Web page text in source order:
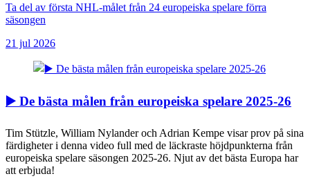
Ta del av första NHL-målet från 24 europeiska spelare förra
säsongen
21 jul 2026
▶️ De bästa målen från europeiska spelare 2025-26
Tim Stützle, William Nylander och Adrian Kempe visar prov på sina
färdigheter i denna video full med de läckraste höjdpunkterna från
europeiska spelare säsongen 2025-26. Njut av det bästa Europa har
att erbjuda!